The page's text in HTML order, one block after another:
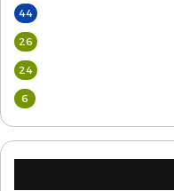
44
26
24
6